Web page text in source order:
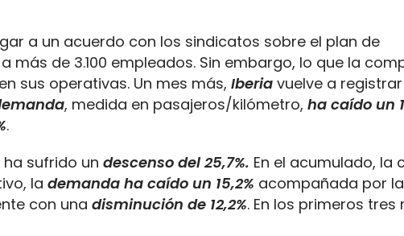
a un acuerdo con los sindicatos sobre el plan de
más de 3.100 empleados. Sin embargo, lo que la
sus operativas. Un mes más, Iberia vuelve a
, medida en pasajeros/kilómetro, ha caído un
.
sufrido un descenso del 25,7%. En el acumulado, la
la demanda ha caído un 15,2% acompañada por la
con una disminución de 12,2%. En los primeros tres